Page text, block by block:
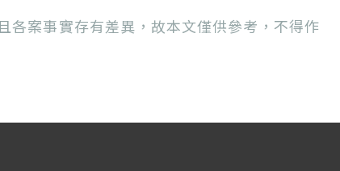
各案事實存有差異，故本文僅供參考，不得作